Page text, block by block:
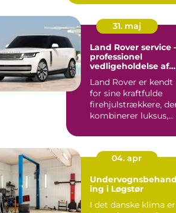
31. maj
Land Rover service
professionel
vedligeholdelse af
Land Rover er kendt
for sine kraftfulde
firehjulstrækkere,
kombinerer luksus,
04. apr
ing i Løgstør
I det danske klima er